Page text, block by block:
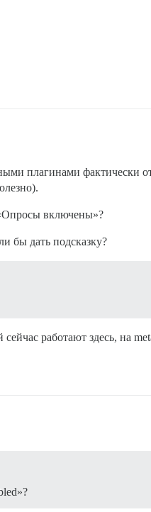
плагинами фактически
включены»?
бы дать подсказку?
работают здесь, на